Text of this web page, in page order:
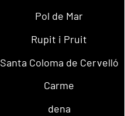
Pol de Mar
Rupit i Pruit
Santa Coloma de Cervelló
Carme
dena